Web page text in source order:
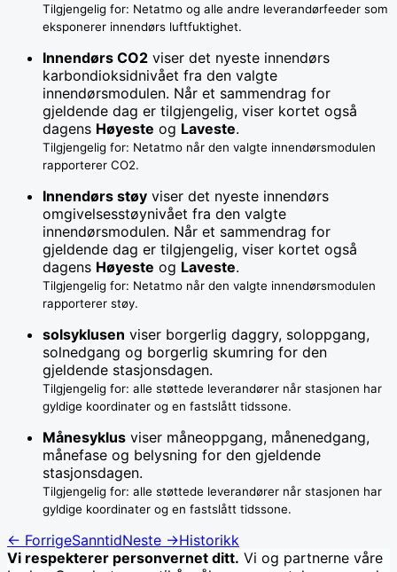
Tilgjengelig for: Netatmo og alle andre leverandørfeeder som
eksponerer innendørs luftfuktighet.
Innendørs CO2 viser det nyeste innendørs
karbondioksidnivået fra den valgte
innendørsmodulen. Når et sammendrag for
gjeldende dag er tilgjengelig, viser kortet også
dagens Høyeste og Laveste.
Tilgjengelig for: Netatmo når den valgte innendørsmodulen
rapporterer CO2.
Innendørs støy viser det nyeste innendørs
omgivelsesstøynivået fra den valgte
innendørsmodulen. Når et sammendrag for
gjeldende dag er tilgjengelig, viser kortet også
dagens Høyeste og Laveste.
Tilgjengelig for: Netatmo når den valgte innendørsmodulen
rapporterer støy.
solsyklusen viser borgerlig daggry, soloppgang,
solnedgang og borgerlig skumring for den
gjeldende stasjonsdagen.
Tilgjengelig for: alle støttede leverandører når stasjonen har
gyldige koordinater og en fastslått tidssone.
Månesyklus viser måneoppgang, månenedgang,
månefase og belysning for den gjeldende
stasjonsdagen.
Tilgjengelig for: alle støttede leverandører når stasjonen har
gyldige koordinater og en fastslått tidssone.
← ForrigeSanntidNeste →Historikk
Vi respekterer personvernet ditt. Vi og partnerne våre